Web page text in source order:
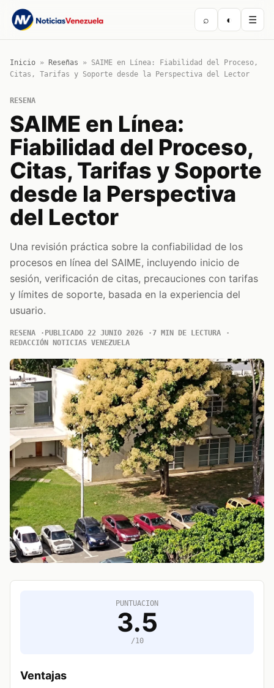
⌕ ◐ ☰
Inicio » Reseñas » SAIME en Línea: Fiabilidad del Proceso,
Citas, Tarifas y Soporte desde la Perspectiva del Lector
RESENA
SAIME en Línea:
Fiabilidad del Proceso,
Citas, Tarifas y Soporte
desde la Perspectiva
del Lector
Una revisión práctica sobre la confiabilidad de los
procesos en línea del SAIME, incluyendo inicio de
sesión, verificación de citas, precauciones con tarifas
y límites de soporte, basada en la experiencia del
usuario.
RESENA PUBLICADO 22 JUNIO 2026
7 MIN DE LECTURA
REDACCIÓN NOTICIAS VENEZUELA
PUNTUACION
3.5
/10
Ventajas